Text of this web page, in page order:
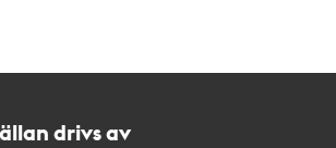
drivs av